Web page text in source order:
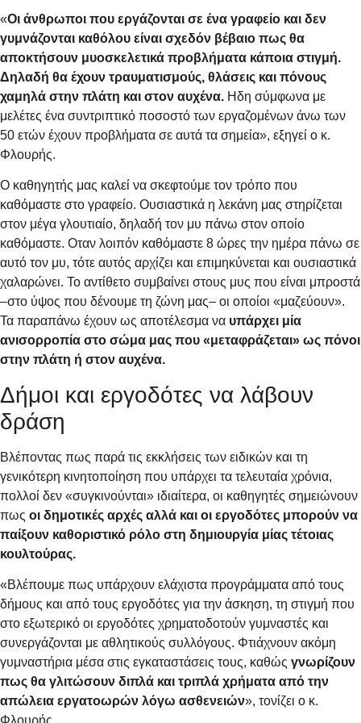
«Οι άνθρωποι που εργάζονται σε ένα γραφείο και δεν
γυμνάζονται καθόλου είναι σχεδόν βέβαιο πως θα
αποκτήσουν μυοσκελετικά προβλήματα κάποια στιγμή.
Δηλαδή θα έχουν τραυματισμούς, θλάσεις και πόνους
χαμηλά στην πλάτη και στον αυχένα. Ηδη σύμφωνα με
μελέτες ένα συντριπτικό ποσοστό των εργαζομένων άνω των
50 ετών έχουν προβλήματα σε αυτά τα σημεία», εξηγεί ο κ.
Φλουρής.
Ο καθηγητής μας καλεί να σκεφτούμε τον τρόπο που
καθόμαστε στο γραφείο. Ουσιαστικά η λεκάνη μας στηρίζεται
στον μέγα γλουτιαίο, δηλαδή τον μυ πάνω στον οποίο
καθόμαστε. Οταν λοιπόν καθόμαστε 8 ώρες την ημέρα πάνω σε
αυτό τον μυ, τότε αυτός αρχίζει και επιμηκύνεται και ουσιαστικά
χαλαρώνει. Το αντίθετο συμβαίνει στους μυς που είναι μπροστά
–στο ύψος που δένουμε τη ζώνη μας– οι οποίοι «μαζεύουν».
Τα παραπάνω έχουν ως αποτέλεσμα να υπάρχει μία
ανισορροπία στο σώμα μας που «μεταφράζεται» ως πόνοι
στην πλάτη ή στον αυχένα.
Δήμοι και εργοδότες να λάβουν
δράση
Βλέποντας πως παρά τις εκκλήσεις των ειδικών και τη
γενικότερη κινητοποίηση που υπάρχει τα τελευταία χρόνια,
πολλοί δεν «συγκινούνται» ιδιαίτερα, οι καθηγητές σημειώνουν
πως οι δημοτικές αρχές αλλά και οι εργοδότες μπορούν να
παίξουν καθοριστικό ρόλο στη δημιουργία μίας τέτοιας
κουλτούρας.
«Βλέπουμε πως υπάρχουν ελάχιστα προγράμματα από τους
δήμους και από τους εργοδότες για την άσκηση, τη στιγμή που
στο εξωτερικό οι εργοδότες χρηματοδοτούν γυμναστές και
συνεργάζονται με αθλητικούς συλλόγους. Φτιάχνουν ακόμη
γυμναστήρια μέσα στις εγκαταστάσεις τους, καθώς γνωρίζουν
πως θα γλιτώσουν διπλά και τριπλά χρήματα από την
απώλεια εργατοωρών λόγω ασθενειών», τονίζει ο κ.